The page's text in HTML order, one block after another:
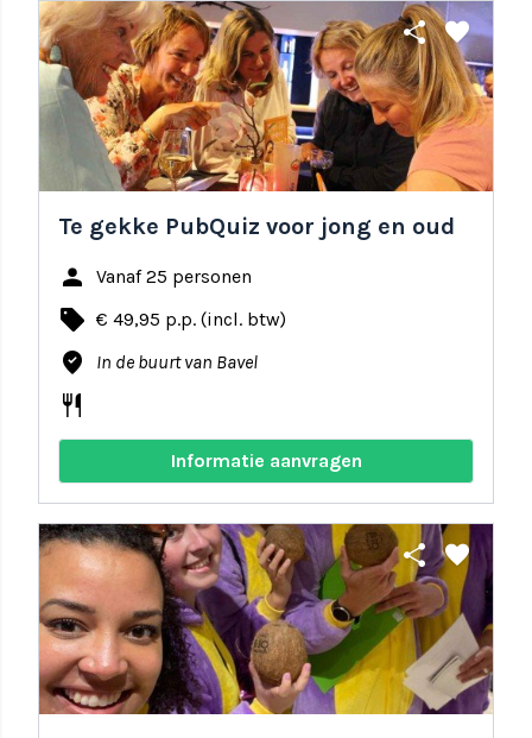
share favorite
Te gekke PubQuiz voor jong en oud
person Vanaf 25 personen
local_offer € 49,95 p.p. (incl. btw)
where_to_vote In de buurt van Bavel
restaurant
Informatie aanvragen
share favorite